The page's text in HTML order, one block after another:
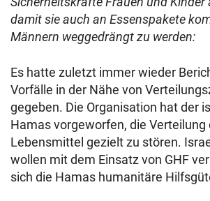
damit sie auch an Essenspakete
Männern weggedrängt zu werden:
Es hatte zuletzt immer wieder
Vorfälle in der Nähe von
gegeben. Die Organisation hat der
Hamas vorgeworfen, die Verteilung
Lebensmittel gezielt zu stören.
wollen mit dem Einsatz von GHF
sich die Hamas humanitäre